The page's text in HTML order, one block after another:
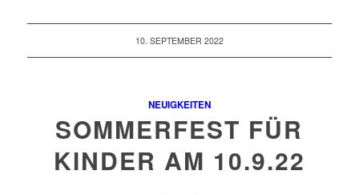
10. SEPTEMBER 2022
NEUIGKEITEN
SOMMERFEST FÜR
KINDER AM 10.9.22